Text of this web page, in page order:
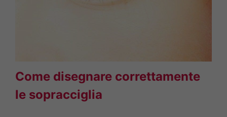
Come disegnare correttamente
le sopracciglia